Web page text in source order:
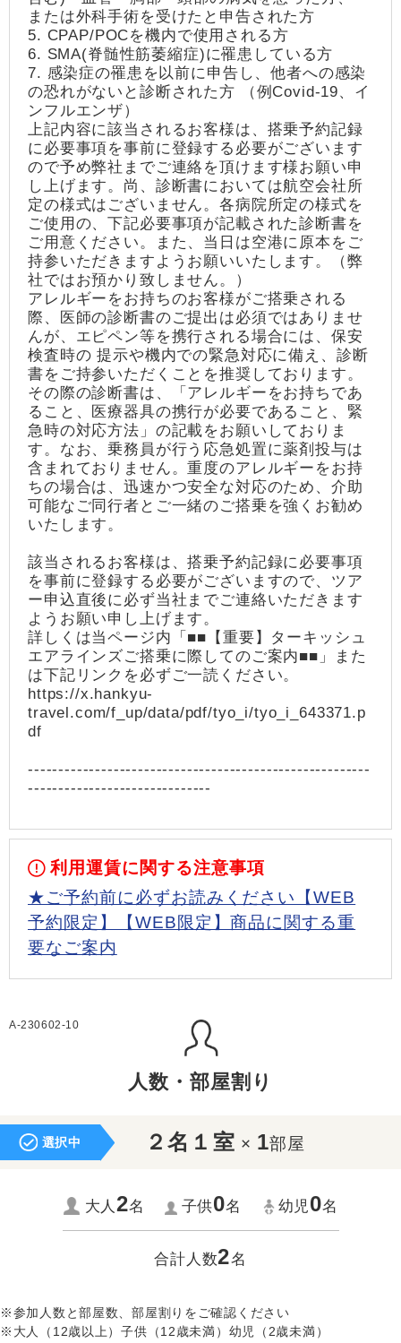
または外科手術を受けたと申告された方
5. CPAP/POCを機内で使用される方
6. SMA(脊髄性筋萎縮症)に罹患している方
7. 感染症の罹患を以前に申告し、他者への感染
の恐れがないと診断された方 （例Covid-19、イ
ンフルエンザ）
上記内容に該当されるお客様は、搭乗予約記録
に必要事項を事前に登録する必要がございます
ので予め弊社までご連絡を頂けます様お願い申
し上げます。尚、診断書においては航空会社所
定の様式はございません。各病院所定の様式を
ご使用の、下記必要事項が記載された診断書を
ご用意ください。また、当日は空港に原本をご
持参いただきますようお願いいたします。（弊
社ではお預かり致しません。）
アレルギーをお持ちのお客様がご搭乗される
際、医師の診断書のご提出は必須ではありませ
んが、エピペン等を携行される場合には、保安
検査時の 提示や機内での緊急対応に備え、診断
書をご持参いただくことを推奨しております。
その際の診断書は、「アレルギーをお持ちであ
ること、医療器具の携行が必要であること、緊
急時の対応方法」の記載をお願いしておりま
す。なお、乗務員が行う応急処置に薬剤投与は
含まれておりません。重度のアレルギーをお持
ちの場合は、迅速かつ安全な対応のため、介助
可能なご同行者とご一緒のご搭乗を強くお勧め
いたします。
該当されるお客様は、搭乗予約記録に必要事項
を事前に登録する必要がございますので、ツア
ー申込直後に必ず当社までご連絡いただきます
ようお願い申し上げます。
詳しくは当ページ内「■■【重要】ターキッシュ
エアラインズご搭乗に際してのご案内■■」また
は下記リンクを必ずご一読ください。
https://x.hankyu-
travel.com/f_up/data/pdf/tyo_i/tyo_i_643371.p
df
--------------------------------------------------------
------------------------------
利用運賃に関する注意事項
★ご予約前に必ずお読みください【WEB
予約限定】【WEB限定】商品に関する重
要なご案内
A-230602-10
人数・部屋割り
選択中 ２名１室 × 1部屋
大人2名 子供0名 幼児0名
合計人数2名
※参加人数と部屋数、部屋割りをご確認ください
※大人（12歳以上）子供（12歳未満）幼児（2歳未満）